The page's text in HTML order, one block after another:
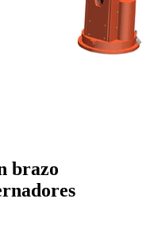
brazo